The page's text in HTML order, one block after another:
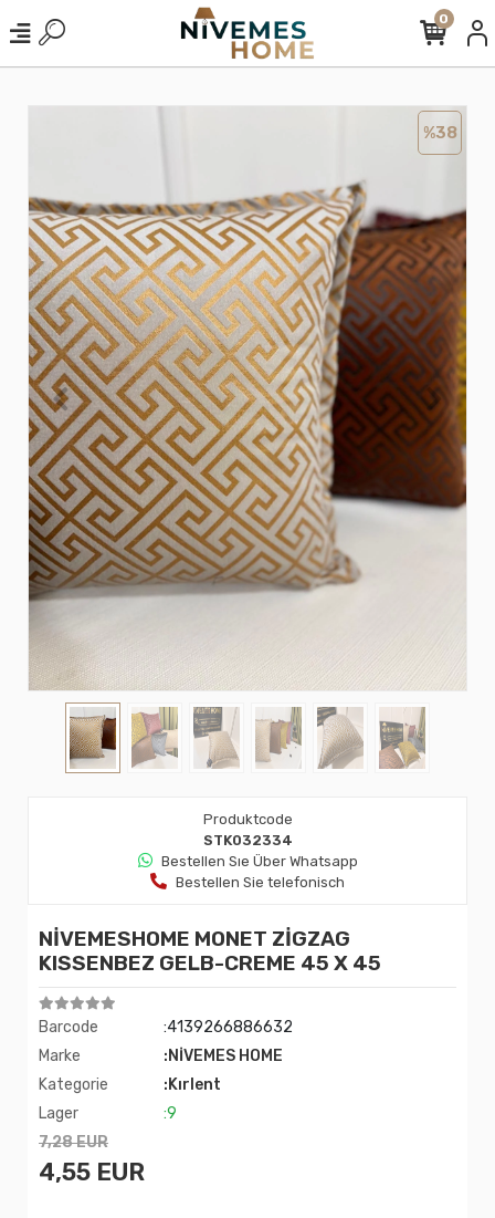
0
%38
Produktcode
STK032334
Bestellen Sıe Über Whatsapp
Bestellen Sie telefonisch
NİVEMESHOME MONET ZİGZAG
KISSENBEZ GELB-CREME 45 X 45
Barcode
:4139266886632
Marke
:NİVEMES HOME
Kategorie
:Kırlent
Lager
:9
7,28 EUR
4,55 EUR